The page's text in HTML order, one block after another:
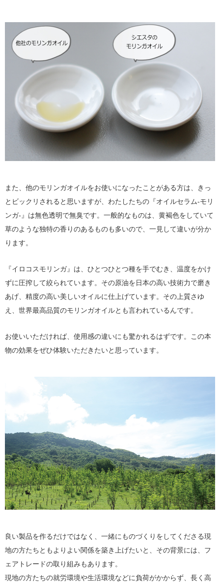
また、他のモリンガオイルをお使いになったことがある方は、きっ
とビックリされると思いますが、わたしたちの『オイルセラム-モリ
ンガ-』は無色透明で無臭です。一般的なものは、黄褐色をしていて
草のような独特の香りのあるものも多いので、一見して違いが分か
ります。
『イロコスモリンガ』は、ひとつひとつ種を手でむき、温度をかけ
ずに圧搾して絞られています。その原油を日本の高い技術力で磨き
あげ、精度の高い美しいオイルに仕上げています。その上質さゆ
え、世界最高品質のモリンガオイルとも言われているんです。
お使いいただければ、使用感の違いにも驚かれるはずです。この本
物の効果をぜひ体験いただきたいと思っています。
良い製品を作るだけではなく、一緒にものづくりをしてくださる現
地の方たちともよりよい関係を築き上げたいと、その背景には、フ
ェアトレードの取り組みもあります。
現地の方たちの就労環境や生活環境などに負荷がかからず、長く高